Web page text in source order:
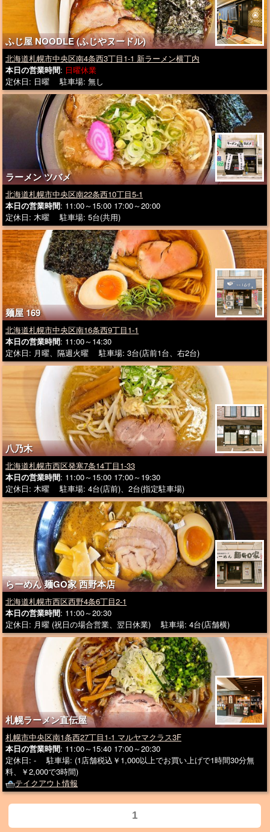
ふじ屋 NOODLE (ふじやヌードル)
北海道札幌市中央区南4条西3丁目1-1 新ラーメン横丁内
本日の営業時間: 日曜休業
定休日: 日曜 駐車場: 無し
ラーメン ツバメ
北海道札幌市中央区南22条西10丁目5-1
本日の営業時間: 11:00～15:00 17:00～20:00
定休日: 木曜 駐車場: 5台(共用)
麺屋 169
北海道札幌市中央区南16条西9丁目1-1
本日の営業時間: 11:00～14:30
定休日: 月曜、隔週火曜 駐車場: 3台(店前1台、右2台)
八乃木
北海道札幌市西区発寒7条14丁目1-33
本日の営業時間: 11:00～15:00 17:00～19:30
定休日: 木曜 駐車場: 4台(店前)、2台(指定駐車場)
らーめん 麺GO家 西野本店
北海道札幌市西区西野4条6丁目2-1
本日の営業時間: 11:00～20:30
定休日: 月曜 (祝日の場合営業、翌日休業) 駐車場: 4台(店舗横)
札幌ラーメン直伝屋
札幌市中央区南1条西27丁目1-1 マルヤマクラス3F
本日の営業時間: 11:00～15:40 17:00～20:30
定休日: - 駐車場: (1店舗税込￥1,000以上でお買い上げで1時間30分無
料、￥2,000で3時間)
テイクアウト情報
1